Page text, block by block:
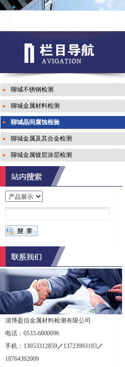
聊城不锈钢检测
聊城金属材料检测
聊城晶间腐蚀检验
聊城金属及其合金检测
聊城金属镀层涂层检测
淄博盈信金属材料检测有限公司
电话：0533-6800096
手机：13053312859／13723993193／
18764392009